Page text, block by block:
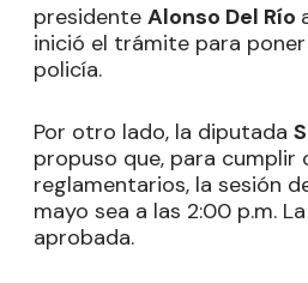
presidente Alonso Del Río
inició el trámite para
policía.
Por otro lado, la diputada
propuso que, para cumplir
reglamentarios, la sesión
mayo sea a las 2:00 p.m.
aprobada.